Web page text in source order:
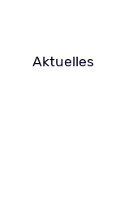
Aktuelles